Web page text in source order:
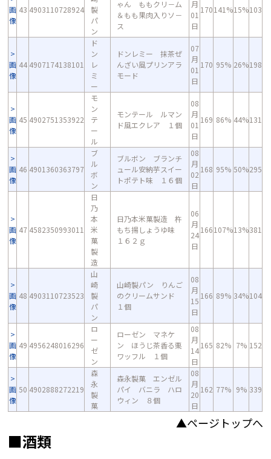
画
像
43 4903110728924
製
パ
ン
ゃん ももクリ－ム
＆もも果肉入りソ－
ス
月
01
日
170141%15%103
画
像
44 4907174138101
ド
ン
レ
ミ
ー
ドンレミー 抹茶ぜ
んざい風プリンアラ
モード
07
月
01
日
170 95% 26%198
画
像
45 4902751353922
モ
ン
テ
ー
ル
モンテール ルマン
ド風エクレア １個
08
月
01
日
169 86% 44%131
画
像
46 4901360363797
ブ
ル
ボ
ン
ブルボン ブランチ
ュール安納芋スイー
トポテト味 １６個
08
月
02
日
168 95% 50%295
画
像
47 4582350993011
日
乃
本
米
菓
製
造
日乃本米菓製造 杵
もち揚しょうゆ味
１６２ｇ
06
月
24
日
166107%13%381
画
像
48 4903110723523
山
崎
製
パ
ン
山崎製パン りんご
のクリームサンド
１個
08
月
15
日
166 89% 34%104
画
像
49 4956248016296
ロ
ー
ゼ
ン
ローゼン マネケ
ン ほうじ茶香る栗
ワッフル １個
08
月
14
日
165 82% 7% 152
画
像
50 4902888272219
森
永
製
菓
森永製菓 エンゼル
パイ バニラ ハロ
ウィン ８個
08
月
20
日
162 77% 9% 339
▲ページトップへ
■酒類